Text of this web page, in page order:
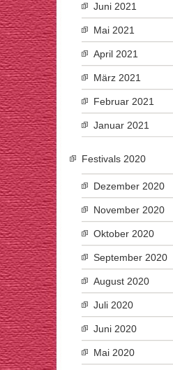
Juni 2021
Mai 2021
April 2021
März 2021
Februar 2021
Januar 2021
Festivals 2020
Dezember 2020
November 2020
Oktober 2020
September 2020
August 2020
Juli 2020
Juni 2020
Mai 2020